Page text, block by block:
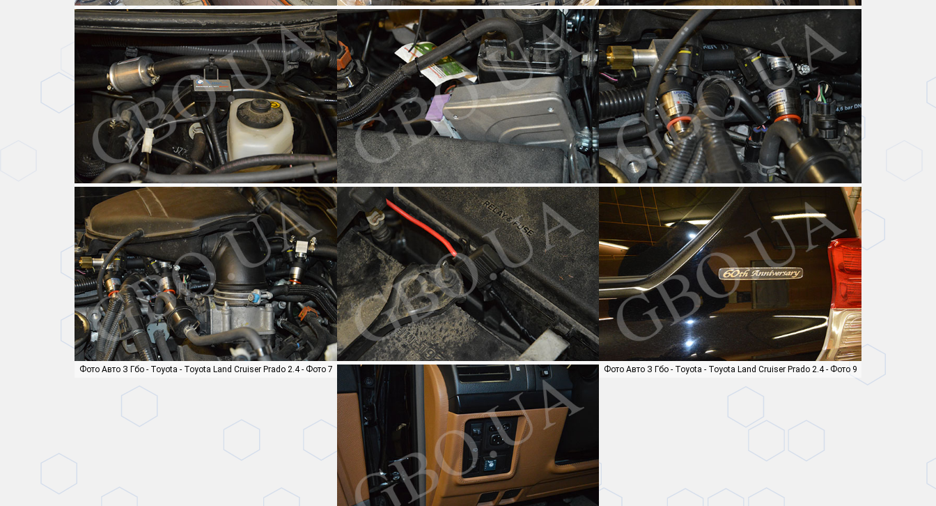
Toyota Land Cruiser Prado 2.4 с установленным ГБО. Фото Авто З Гбо - Toyota - Toyota Land Cruiser Prado 2.4 - Фото 2 Фото Авто З Гбо - Toyota - Toyota Land Cruiser Prado 2.4 - Фото 3
Фото Авто З Гбо - Toyota - Toyota Land Cruiser Prado 2.4 - Фото 4 Фото Авто З Гбо - Toyota - Toyota Land Cruiser Prado 2.4 - Фото 5 Фото Авто З Гбо - Toyota - Toyota Land Cruiser Prado 2.4 - Фото 6
Фото Авто З Гбо - Toyota - Toyota Land Cruiser Prado 2.4 - Фото 7 Фото Авто З Гбо - Toyota - Toyota Land Cruiser Prado 2.4 - Фото 8 Фото Авто З Гбо - Toyota - Toyota Land Cruiser Prado 2.4 - Фото 9